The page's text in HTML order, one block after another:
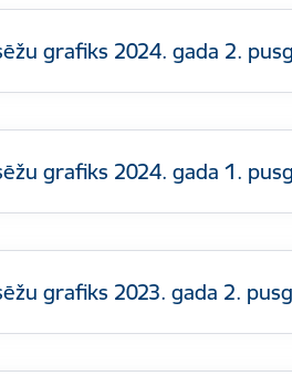
grafiks 2024. gada 2.
grafiks 2024. gada 1.
grafiks 2023. gada 2.